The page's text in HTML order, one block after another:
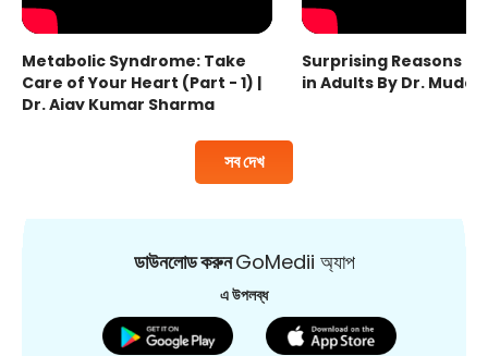
সব দেখ
Metabolic Syndrome: Take
Care of Your Heart (Part - 1) |
Dr. Ajay Kumar Sharma
Surprising Reasons
in Adults By Dr.
ডাউনলোড করুনGoMedii অ্যাপ
এ উপলব্ধ